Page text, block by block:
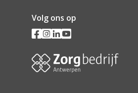
Volg ons op